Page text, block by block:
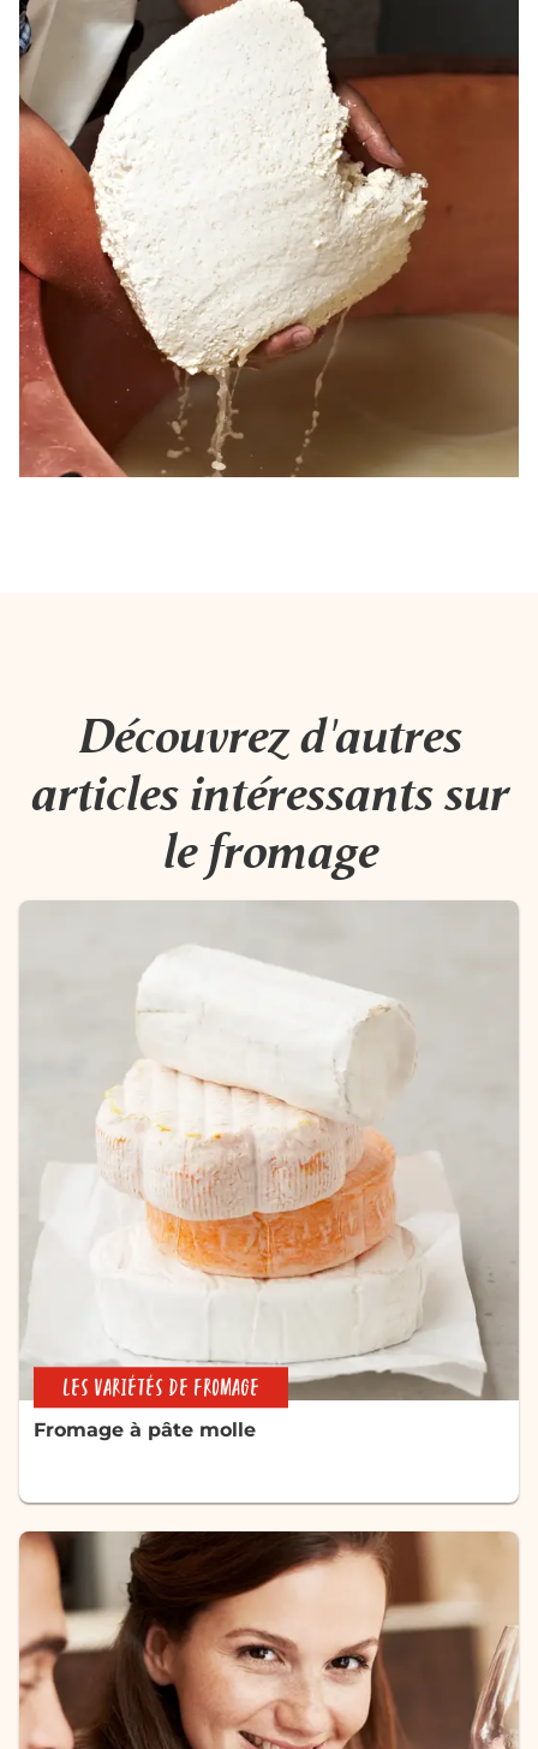
Découvrez d'autres
articles intéressants sur
le fromage
LES VARIÉTÉS DE FROMAGE
Fromage à pâte molle